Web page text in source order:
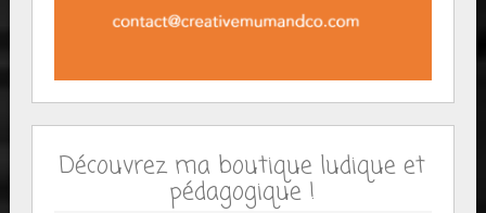
Découvrez ma boutique ludique et
pédagogique !